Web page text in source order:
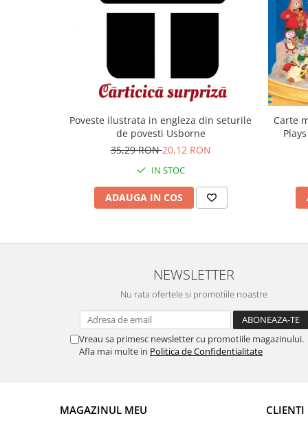
Poveste ilustrata in engleza din seturile
de povesti Usborne
35,29 RON20,12 RON
IN STOC
ADAUGA IN COS
Carte
NEWSLETTER
Nu rata ofertele si promotiile noastre
Vreau sa primesc newsletter cu promotiile magazinului.
Afla mai multe in Politica de Confidentialitate
MAGAZINUL MEU CLIENTI